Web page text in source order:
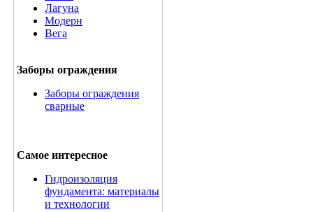
Лагуна
Модерн
Вега
Заборы ограждения
Заборы ограждения
сварные
Самое интересное
Гидроизоляция
фундамента: материалы
и технологии